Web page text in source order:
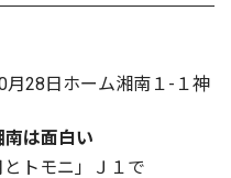
28日ホーム湘南１-１神
は面白い
トモニ」Ｊ１で